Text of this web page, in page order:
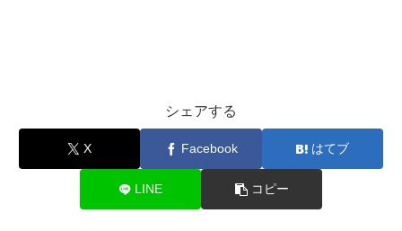
シェアする
X Facebook はてブ
LINE コピー